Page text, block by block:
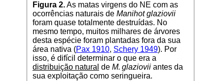
Figura 2.As matas virgens do NE com as
ocorrências naturais de Manihot glaziovii
foram quase totalmente destruídas. No
mesmo tempo, muitos milhares de árvores
desta espécie foram plantadas fora da sua
área nativa (Pax 1910, Schery 1949). Por
isso, é difícil determinar o que era a
distribuição natural de M. glazioviiantes da
sua exploitação como seringueira.